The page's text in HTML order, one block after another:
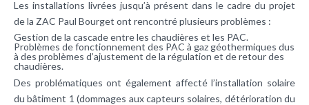
Les installations livrées jusqu’à présent dans le cadre du projet
de la ZAC Paul Bourget ont rencontré plusieurs problèmes :
Gestion de la cascade entre les chaudières et les PAC.
Problèmes de fonctionnement des PAC à gaz géothermiques dus
à des problèmes d’ajustement de la régulation et de retour des
chaudières.
Des problématiques ont également affecté l’installation solaire
du bâtiment 1 (dommages aux capteurs solaires, détérioration du